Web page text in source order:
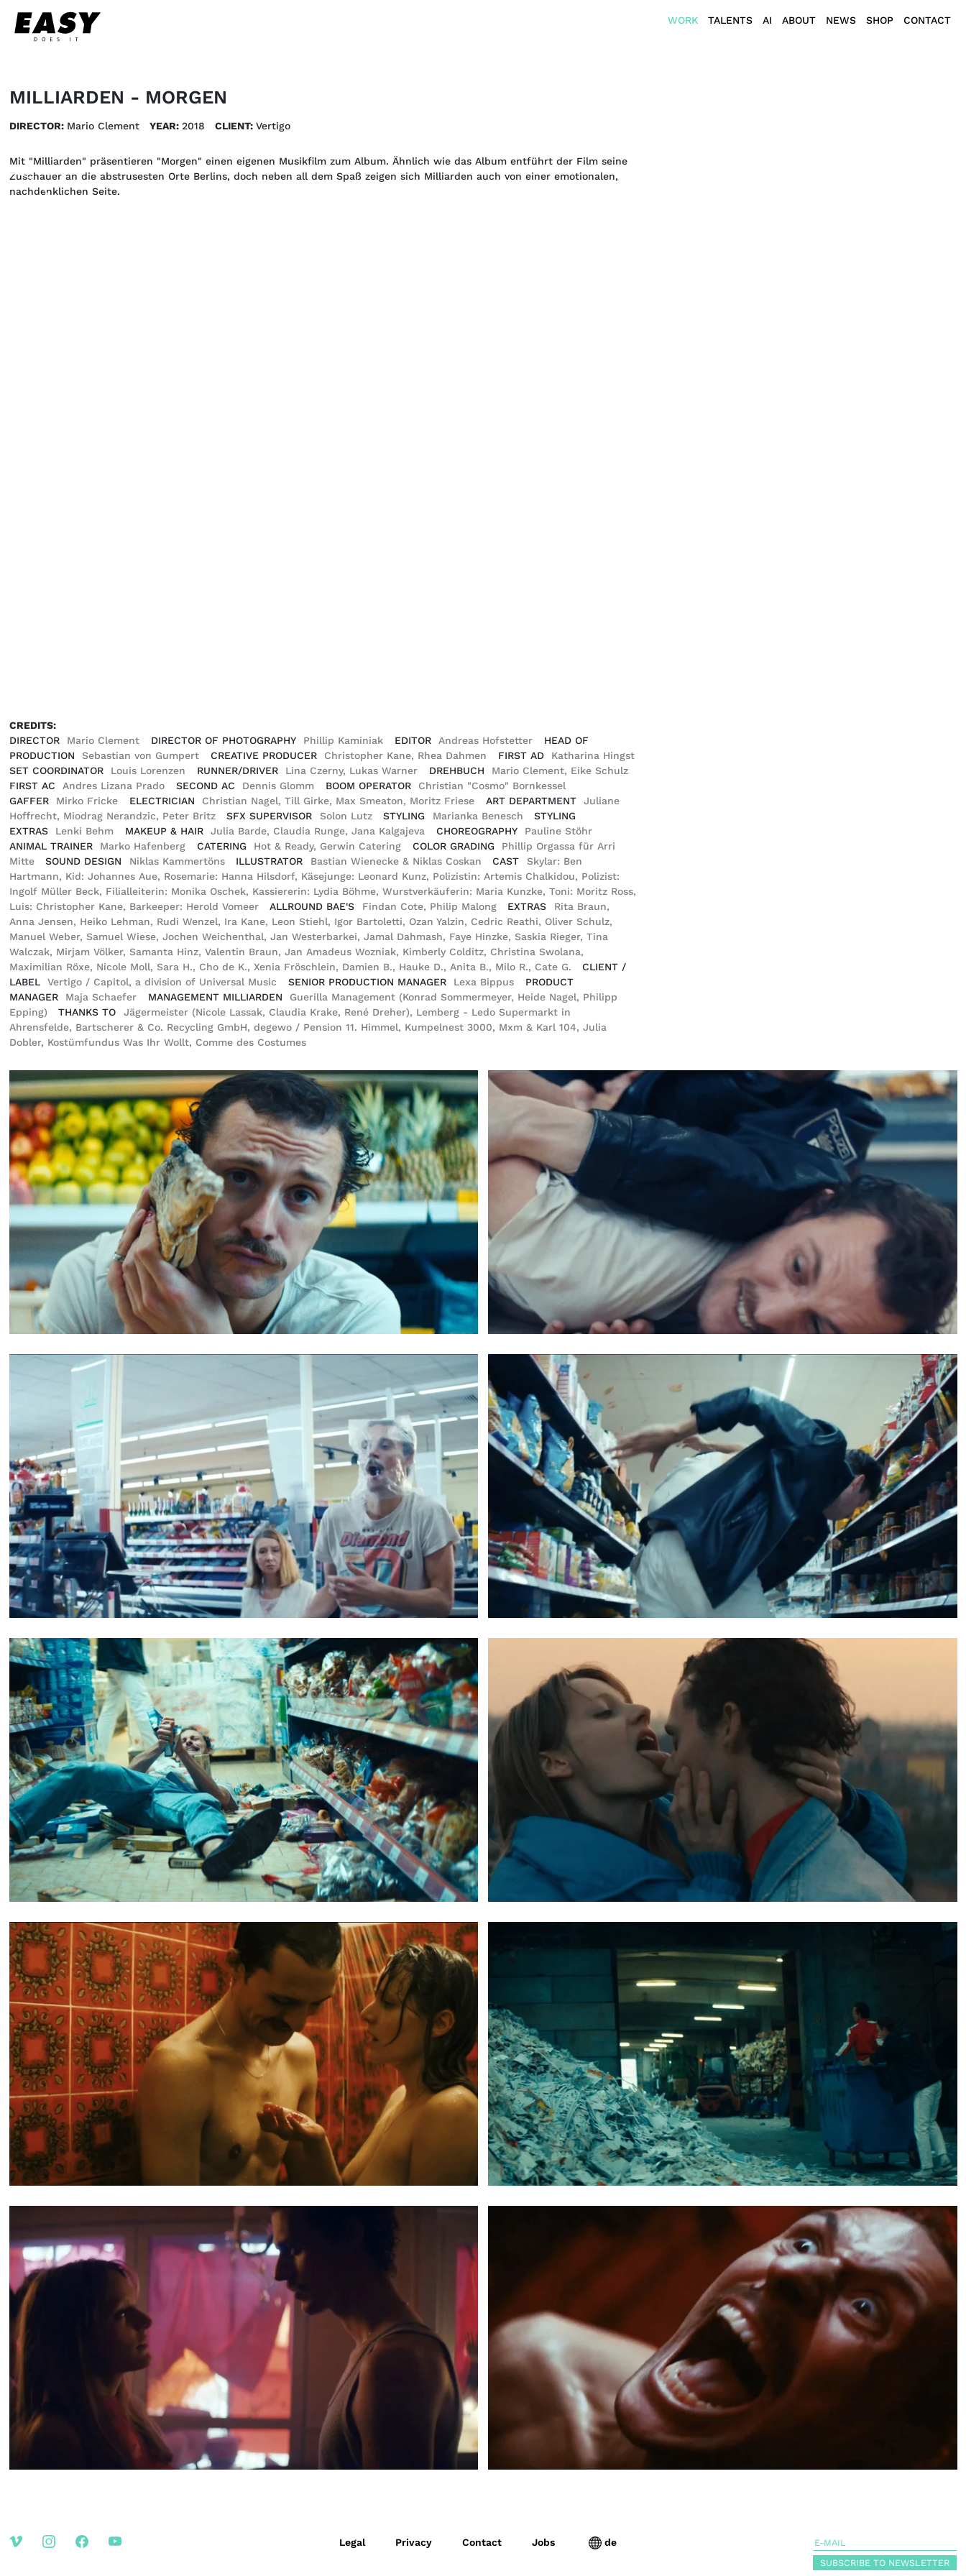
WORK TALENTS AI ABOUT NEWS SHOP CONTACT
MILLIARDEN - MORGEN
DIRECTOR: Mario Clement YEAR: 2018 CLIENT: Vertigo
Mit "Milliarden" präsentieren "Morgen" einen eigenen Musikfilm zum Album. Ähnlich wie das Album entführt der Film seine
Zuschauer an die abstrusesten Orte Berlins, doch neben all dem Spaß zeigen sich Milliarden auch von einer emotionalen,
nachdenklichen Seite.
CREDITS:
DIRECTOR
Mario Clement DIRECTOR OF PHOTOGRAPHY Phillip Kaminiak EDITOR Andreas Hofstetter
HEAD OF
PRODUCTION
Sebastian von Gumpert CREATIVE PRODUCER Christopher Kane, Rhea Dahmen FIRST AD
Katharina Hingst
SET COORDINATOR
Louis Lorenzen RUNNER/DRIVER Lina Czerny, Lukas Warner DREHBUCH
Mario Clement, Eike Schulz
FIRST AC
Andres Lizana Prado SECOND AC Dennis Glomm BOOM OPERATOR
Christian "Cosmo" Bornkessel
GAFFER
Mirko Fricke ELECTRICIAN Christian Nagel, Till Girke, Max Smeaton, Moritz Friese ART DEPARTMENT
Juliane
Hoffrecht, Miodrag Nerandzic, Peter Britz
SFX SUPERVISOR Solon Lutz STYLING Marianka Benesch
STYLING
EXTRAS
Lenki Behm MAKEUP & HAIR Julia Barde, Claudia Runge, Jana Kalgajeva CHOREOGRAPHY
Pauline Stöhr
ANIMAL TRAINER
Marko Hafenberg CATERING Hot & Ready, Gerwin Catering COLOR GRADING
Phillip Orgassa für Arri
Mitte
SOUND DESIGN Niklas Kammertöns ILLUSTRATOR Bastian Wienecke & Niklas Coskan CAST
Skylar: Ben
Hartmann, Kid: Johannes Aue, Rosemarie: Hanna Hilsdorf, Käsejunge: Leonard Kunz, Polizistin: Artemis Chalkidou, Polizist:
Ingolf Müller Beck, Filialleiterin: Monika Oschek, Kassiererin: Lydia Böhme, Wurstverkäuferin: Maria Kunzke, Toni: Moritz Ross,
Luis: Christopher Kane, Barkeeper: Herold Vomeer
ALLROUND BAE'S Findan Cote, Philip Malong EXTRAS
Rita Braun,
Anna Jensen, Heiko Lehman, Rudi Wenzel, Ira Kane, Leon Stiehl, Igor Bartoletti, Ozan Yalzin, Cedric Reathi, Oliver Schulz,
Manuel Weber, Samuel Wiese, Jochen Weichenthal, Jan Westerbarkei, Jamal Dahmash, Faye Hinzke, Saskia Rieger, Tina
Walczak, Mirjam Völker, Samanta Hinz, Valentin Braun, Jan Amadeus Wozniak, Kimberly Colditz, Christina Swolana,
Maximilian Röxe, Nicole Moll, Sara H., Cho de K., Xenia Fröschlein, Damien B., Hauke D., Anita B., Milo R., Cate G.
CLIENT /
LABEL
Vertigo / Capitol, a division of Universal Music SENIOR PRODUCTION MANAGER Lexa Bippus
PRODUCT
MANAGER
Maja Schaefer MANAGEMENT MILLIARDEN
Guerilla Management (Konrad Sommermeyer, Heide Nagel, Philipp
Epping)
THANKS TO
Jägermeister (Nicole Lassak, Claudia Krake, René Dreher), Lemberg - Ledo Supermarkt in
Ahrensfelde, Bartscherer & Co. Recycling GmbH, degewo / Pension 11. Himmel, Kumpelnest 3000, Mxm & Karl 104, Julia
Dobler, Kostümfundus Was Ihr Wollt, Comme des Costumes
Legal Privacy Contact Jobs de
SUBSCRIBE TO NEWSLETTER